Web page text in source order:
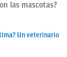
las mascotas?
Un veterinario